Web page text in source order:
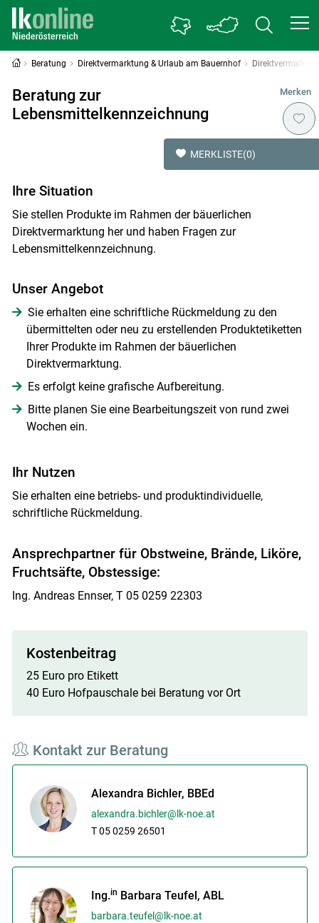
Beratung Direktvermarktung & Urlaub am Bauernhof
Merken
Beratung zur
Lebensmittelkennzeichnung
MERKLISTE(0)
Ihre Situation
Sie stellen Produkte im Rahmen der bäuerlichen
Direktvermarktung her und haben Fragen zur
Lebensmittelkennzeichnung.
Unser Angebot
Sie erhalten eine schriftliche Rückmeldung zu den
übermittelten oder neu zu erstellenden Produktetiketten
Ihrer Produkte im Rahmen der bäuerlichen
Direktvermarktung.
Es erfolgt keine grafische Aufbereitung.
Bitte planen Sie eine Bearbeitungszeit von rund zwei
Wochen ein.
Ihr Nutzen
Sie erhalten eine betriebs- und produktindividuelle,
schriftliche Rückmeldung.
Ansprechpartner für Obstweine, Brände, Liköre,
Fruchtsäfte, Obstessige:
Ing. Andreas Ennser, T 05 0259 22303
Kostenbeitrag
25 Euro pro Etikett
40 Euro Hofpauschale bei Beratung vor Ort
Kontakt zur Beratung
Alexandra Bichler, BBEd
alexandra.bichler@lk-noe.at
T 05 0259 26501
Ing.in Barbara Teufel, ABL
barbara.teufel@lk-noe.at